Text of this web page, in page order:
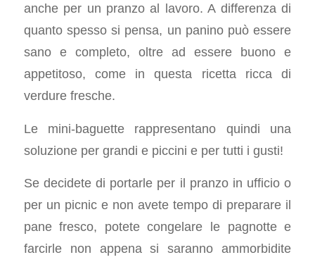
anche per un pranzo al lavoro. A differenza di
quanto spesso si pensa, un panino può essere
sano e completo, oltre ad essere buono e
appetitoso, come in questa ricetta ricca di
verdure fresche.
Le mini-baguette rappresentano quindi una
soluzione per grandi e piccini e per tutti i gusti!
Se decidete di portarle per il pranzo in ufficio o
per un picnic e non avete tempo di preparare il
pane fresco, potete congelare le pagnotte e
farcirle non appena si saranno ammorbidite